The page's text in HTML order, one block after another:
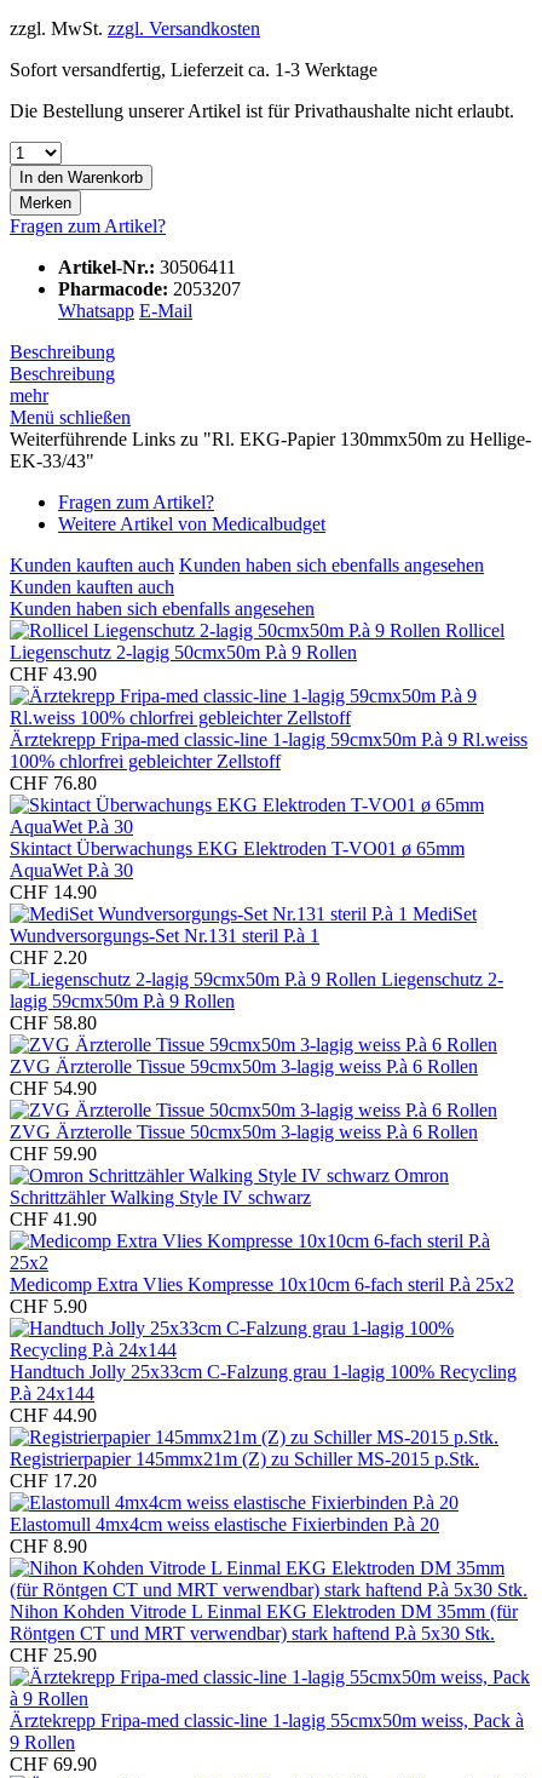
zzgl. MwSt. zzgl. Versandkosten
Sofort versandfertig, Lieferzeit ca. 1-3 Werktage
Die Bestellung unserer Artikel ist für Privathaushalte nicht erlaubt.
In den Warenkorb
Merken
Fragen zum Artikel?
Artikel-Nr.: 30506411
Pharmacode: 2053207
Whatsapp E-Mail
Beschreibung
Beschreibung
mehr
Menü schließen
Weiterführende Links zu "Rl. EKG-Papier 130mmx50m zu Hellige-
EK-33/43"
Fragen zum Artikel?
Weitere Artikel von Medicalbudget
Kunden kauften auch Kunden haben sich ebenfalls angesehen
Kunden kauften auch
Kunden haben sich ebenfalls angesehen
Rollicel
Liegenschutz 2-lagig 50cmx50m P.à 9 Rollen
CHF 43.90
Ärztekrepp Fripa-med classic-line 1-lagig 59cmx50m P.à 9 Rl.weiss
100% chlorfrei gebleichter Zellstoff
CHF 76.80
Skintact Überwachungs EKG Elektroden T-VO01 ø 65mm
AquaWet P.à 30
CHF 14.90
MediSet
Wundversorgungs-Set Nr.131 steril P.à 1
CHF 2.20
Liegenschutz 2-
lagig 59cmx50m P.à 9 Rollen
CHF 58.80
ZVG Ärzterolle Tissue 59cmx50m 3-lagig weiss P.à 6 Rollen
CHF 54.90
ZVG Ärzterolle Tissue 50cmx50m 3-lagig weiss P.à 6 Rollen
CHF 59.90
Omron
Schrittzähler Walking Style IV schwarz
CHF 41.90
Medicomp Extra Vlies Kompresse 10x10cm 6-fach steril P.à 25x2
CHF 5.90
Handtuch Jolly 25x33cm C-Falzung grau 1-lagig 100% Recycling
P.à 24x144
CHF 44.90
Registrierpapier 145mmx21m (Z) zu Schiller MS-2015 p.Stk.
CHF 17.20
Elastomull 4mx4cm weiss elastische Fixierbinden P.à 20
CHF 8.90
Nihon Kohden Vitrode L Einmal EKG Elektroden DM 35mm (für
Röntgen CT und MRT verwendbar) stark haftend P.à 5x30 Stk.
CHF 25.90
Ärztekrepp Fripa-med classic-line 1-lagig 55cmx50m weiss, Pack à
9 Rollen
CHF 69.90